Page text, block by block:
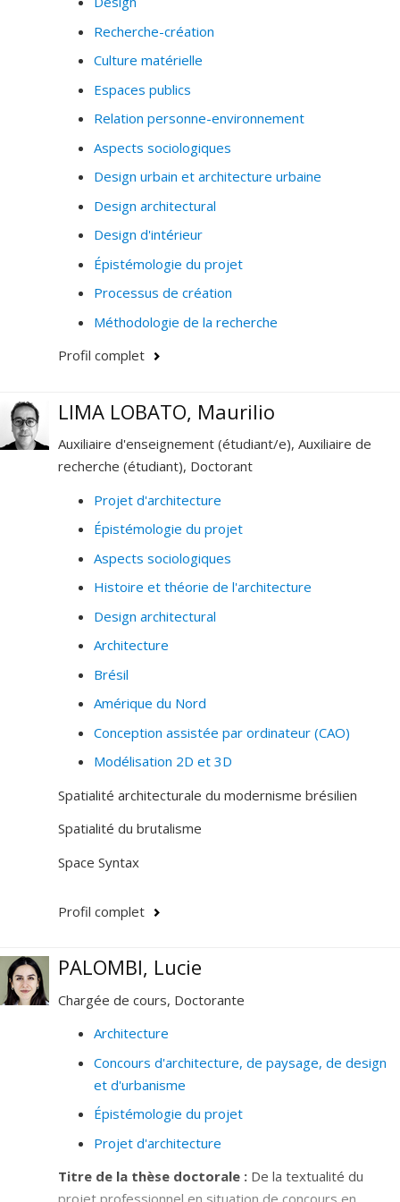
Recherche-création
Culture matérielle
Espaces publics
Relation personne-environnement
Aspects sociologiques
Design urbain et architecture urbaine
Design architectural
Design d'intérieur
Épistémologie du projet
Processus de création
Méthodologie de la recherche
Profil complet
LIMA LOBATO, Maurilio
Auxiliaire d'enseignement (étudiant/e), Auxiliaire de
recherche (étudiant), Doctorant
Projet d'architecture
Épistémologie du projet
Aspects sociologiques
Histoire et théorie de l'architecture
Design architectural
Architecture
Brésil
Amérique du Nord
Conception assistée par ordinateur (CAO)
Modélisation 2D et 3D
Spatialité architecturale du modernisme brésilien
Spatialité du brutalisme
Space Syntax
Profil complet
PALOMBI, Lucie
Chargée de cours, Doctorante
Architecture
Concours d'architecture, de paysage, de design
et d'urbanisme
Épistémologie du projet
Projet d'architecture
Titre de la thèse doctorale : De la textualité du
projet professionnel en situation de concours en